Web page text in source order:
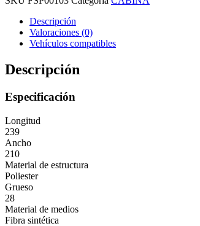
Descripción
Valoraciones (0)
Vehículos compatibles
Descripción
Especificación
Longitud
239
Ancho
210
Material de estructura
Poliester
Grueso
28
Material de medios
Fibra sintética